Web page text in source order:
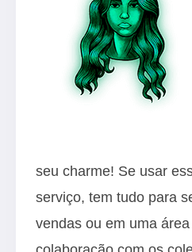
seu charme! Se usar
serviço, tem tudo para
vendas ou em uma